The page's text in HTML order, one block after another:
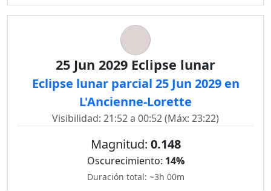
25 Jun 2029 Eclipse lunar
Eclipse lunar parcial 25 Jun 2029 en
L'Ancienne-Lorette
Visibilidad: 21:52 a 00:52 (Máx: 23:22)
Magnitud: 0.148
Oscurecimiento: 14%
Duración total: ~3h 00m